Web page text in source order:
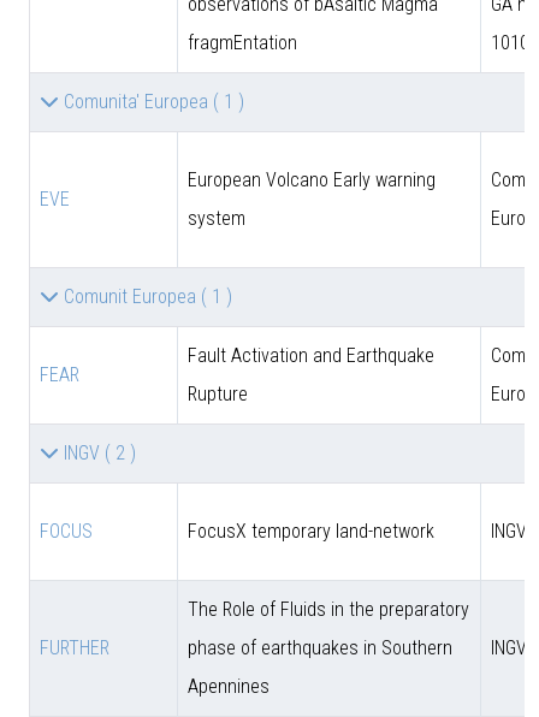
fragmEntation
Comunita' Europea ( 1 )
EVE
European Volcano Early warning
system
Comunit Europea ( 1 )
FEAR
Fault Activation and Earthquake
Rupture
INGV ( 2 )
FOCUS FocusX temporary land-network INGV
FURTHER
The Role of Fluids in the preparatory
phase of earthquakes in Southern
Apennines
INGV